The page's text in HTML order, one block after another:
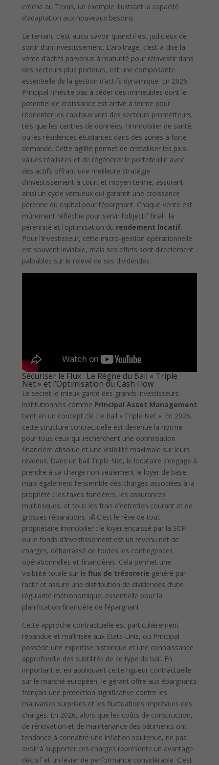
crèche au Texas, un exemple illustrant la capacité
d’adaptation aux nouveaux besoins.
Le terrain, c’est aussi savoir quand il est judicieux de
sortir d’un investissement. L’arbitrage, c’est-à-dire la
vente d’actifs parvenus à maturité pour réinvestir dans
des secteurs plus porteurs, est une composante
essentielle de la gestion d’actifs dynamique. En 2026,
Principal n’hésite pas à céder des immeubles dont le
potentiel de croissance est arrivé à terme pour
réorienter les capitaux vers des secteurs prometteurs,
tels que les centres de données, l’immobilier de santé,
ou les résidences étudiantes dans des zones à forte
demande. Cette agilité permet de cristalliser les plus-
values réalisées et de régénérer le portefeuille avec
des actifs offrant une meilleure stratégie
d’investissement à court et moyen terme, assurant
ainsi un cycle vertueux qui garantit une croissance
pérenne du capital pour l’épargnant. Chaque vente est
mûrement réfléchie pour servir l’objectif final : la
pérennité et l’optimisation du rendement locatif.
Pour l’investisseur, cette micro-gestion opérationnelle
est souvent invisible, mais ses effets sont directement
palpables sur le relevé de ses dividendes.
Sécuriser le Flux : Le Règne du Bail « Triple
Net » et l’Optimisation du Cash Flow
Le secret le mieux gardé des grands investisseurs
institutionnels comme Principal Asset Management
tient en un concept clé : le bail « Triple Net ». En 2026,
cette structure contractuelle est devenue la norme
pour tous ceux qui recherchent une optimisation
financière absolue et une visibilité maximale sur leurs
revenus. Dans un bail Triple Net, le locataire s’engage à
prendre à sa charge non seulement le loyer de base,
mais également l’ensemble des charges associées à la
propriété : les taxes foncières, les assurances
multirisques, et tous les frais d’entretien courant et de
grosses réparations. 💰 C’est le rêve de tout
propriétaire immobilier : le loyer encaissé par la SCPI
ou le fonds d’investissement est un revenu net de
charges, débarrassé de toutes les contingences
opérationnelles et financières. Cela permet une
visibilité totale sur le flux de trésorerie généré par
l’actif et assure une distribution de dividendes d’une
régularité métronomique, essentielle pour la
planification financière de l’épargnant.
Cette approche contractuelle est particulièrement
répandue et maîtrisée aux États-Unis, où Principal
possède une expertise historique et une connaissance
approfondie des subtilités de ce type de bail. En
important et en appliquant cette rigueur contractuelle
sur le marché européen, le gérant offre aux épargnants
français une protection significative contre les
mauvaises surprises et les fluctuations imprévues des
charges. En 2026, alors que les coûts de construction,
de rénovation et de maintenance des bâtiments ont
tendance à connaître une inflation soutenue, ne pas
avoir à supporter ces charges représente un avantage
décisif et un levier de performance considérable. C’est